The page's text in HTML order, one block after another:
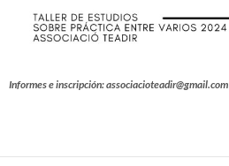
Informes e inscripción: associacioteadir@gmail.com